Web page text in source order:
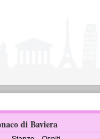
di Baviera